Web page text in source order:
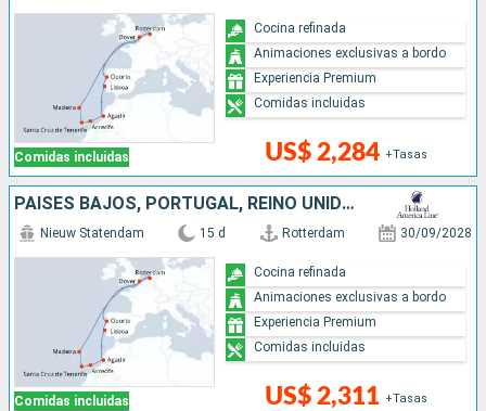
Comidas incluidas US$ 2,284 +Tasas
Cocina refinada
Animaciones exclusivas a bordo
Experiencia Premium
Comidas incluidas
PAISES BAJOS, PORTUGAL, REINO UNIDO, MARRUECOS
Comidas incluidas
Nieuw Statendam 15 d Rotterdam 30/09/2028
US$ 2,311 +Tasas
Cocina refinada
Animaciones exclusivas a bordo
Experiencia Premium
Comidas incluidas